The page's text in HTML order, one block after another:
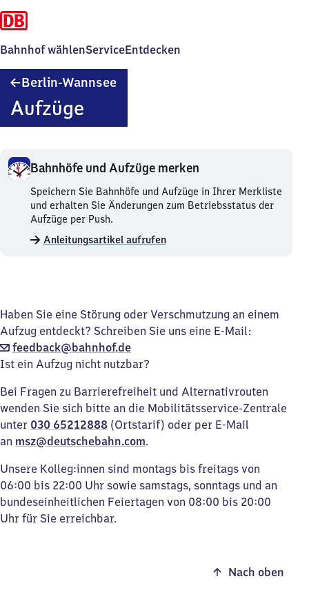
Bahnhof wählenServiceEntdecken
Berlin-Wannsee
Aufzüge
Bahnhöfe und Aufzüge merken
Bahnhöfe
und
Aufzüge
merken.
Speichern Sie Bahnhöfe und Aufzüge in Ihrer Merkliste
und erhalten Sie Änderungen zum Betriebsstatus der
Aufzüge per Push.
Anleitungsartikel aufrufen
Haben Sie eine Störung oder Verschmutzung an einem
Aufzug entdeckt? Schreiben Sie uns eine E-Mail:
feedback@bahnhof.de
Ist ein Aufzug nicht nutzbar?
Bei Fragen zu Barrierefreiheit und Alternativrouten
wenden Sie sich bitte an die Mobilitätsservice-Zentrale
unter 030 65212888 (Ortstarif) oder per E-Mail
an msz@deutschebahn.com.
Unsere Kolleg:innen sind montags bis freitags von
06:00 bis 22:00 Uhr sowie samstags, sonntags und an
bundeseinheitlichen Feiertagen von 08:00 bis 20:00
Uhr für Sie erreichbar.
Nach oben